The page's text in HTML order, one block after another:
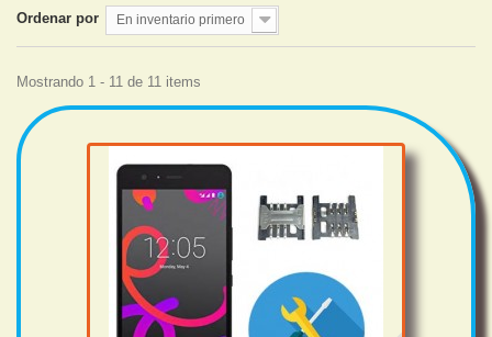
Ordenar por En inventario primero
Mostrando 1 - 11 de 11 items